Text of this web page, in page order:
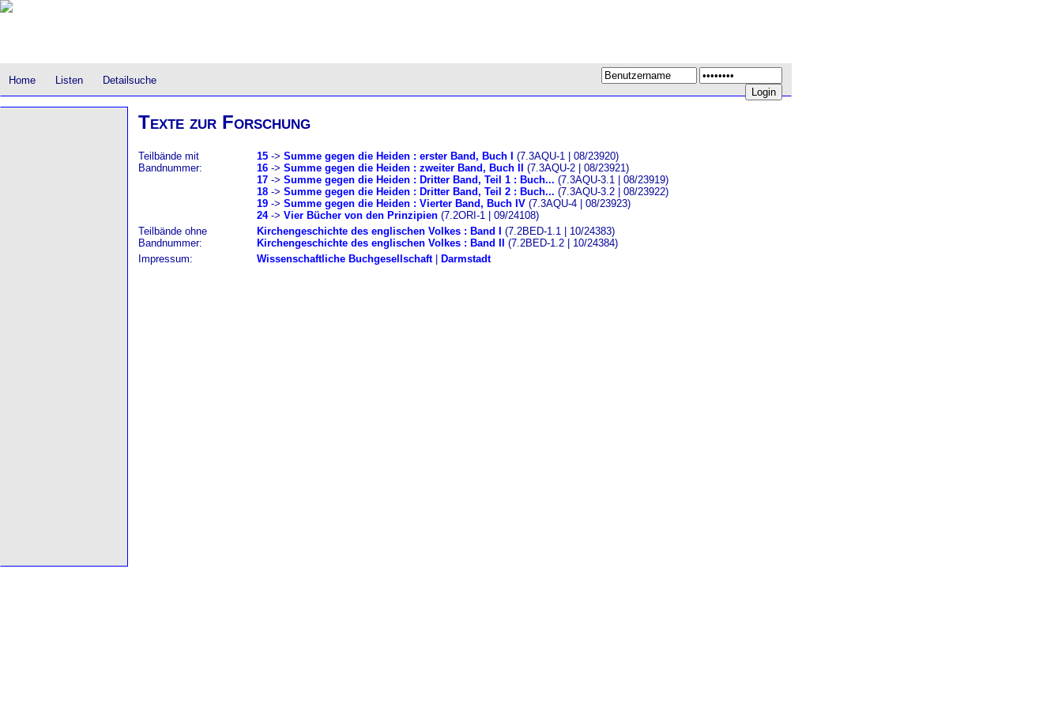
Home Listen Detailsuche
Texte zur Forschung
Teilbände mit
Bandnummer:
15 -> Summe gegen die Heiden : erster Band, Buch I
(7.3AQU-1 | 08/23920)
16 -> Summe gegen die Heiden : zweiter Band, Buch II
(7.3AQU-2 | 08/23921)
17 -> Summe gegen die Heiden : Dritter Band, Teil 1 : Buch... (7.3AQU-3.1 | 08/23919)
18 -> Summe gegen die Heiden : Dritter Band, Teil 2 : Buch... (7.3AQU-3.2 | 08/23922)
19 -> Summe gegen die Heiden : Vierter Band, Buch IV (7.3AQU-4 | 08/23923)
24-> Vier Bücher von den Prinzipien (7.2ORI-1 | 09/24108)
Teilbände ohne
Bandnummer:
Kirchengeschichte des englischen Volkes : Band I
(7.2BED-1.1 | 10/24383)
Kirchengeschichte des englischen Volkes : Band II
(7.2BED-1.2 | 10/24384)
Impressum:
Wissenschaftliche Buchgesellschaft| Darmstadt